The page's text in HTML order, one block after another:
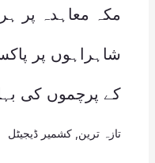
مکہ معاہدہ پر
شاہراہوں پر
کے پرچموں کی
تازہ ترین کشمیر ڈیجیٹل